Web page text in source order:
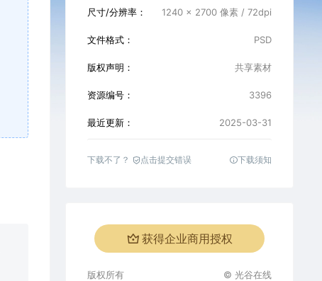
尺寸/分辨率： 1240 x 2700 像素 / 72dpi
文件格式： PSD
版权声明： 共享素材
资源编号： 3396
最近更新： 2025-03-31
下载不了？ 点击提交错误 下载须知
获得企业商用授权
版权所有 © 光谷在线